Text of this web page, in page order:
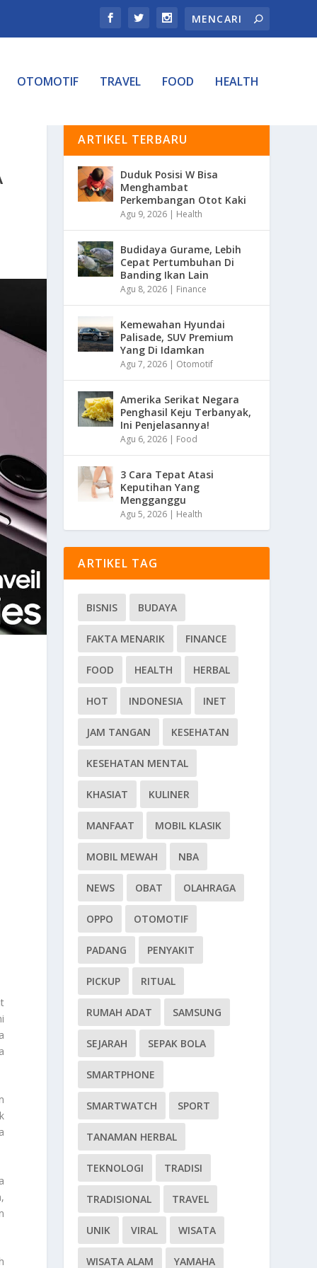
OTOMOTIF TRAVEL FOOD HEALTH
ARTIKEL TERBARU
Duduk Posisi W Bisa
Menghambat
Perkembangan Otot Kaki
Agu 9, 2026 | Health
Budidaya Gurame, Lebih
Cepat Pertumbuhan Di
Banding Ikan Lain
Agu 8, 2026 | Finance
Kemewahan Hyundai
Palisade, SUV Premium
Yang Di Idamkan
Agu 7, 2026 | Otomotif
Amerika Serikat Negara
Penghasil Keju Terbanyak,
Ini Penjelasannya!
Agu 6, 2026 | Food
3 Cara Tepat Atasi
Keputihan Yang
Mengganggu
Agu 5, 2026 | Health
ARTIKEL TAG
BISNIS BUDAYA
FAKTA MENARIK FINANCE
FOOD HEALTH HERBAL
HOT INDONESIA INET
JAM TANGAN KESEHATAN
KESEHATAN MENTAL
KHASIAT KULINER
MANFAAT MOBIL KLASIK
MOBIL MEWAH NBA
NEWS OBAT OLAHRAGA
OPPO OTOMOTIF
PADANG PENYAKIT
PICKUP RITUAL
RUMAH ADAT SAMSUNG
SEJARAH SEPAK BOLA
SMARTPHONE
SMARTWATCH SPORT
TANAMAN HERBAL
TEKNOLOGI TRADISI
TRADISIONAL TRAVEL
UNIK VIRAL WISATA
WISATA ALAM YAMAHA